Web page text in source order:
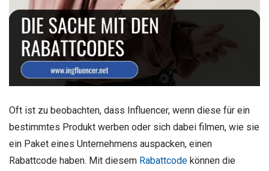
Oft ist zu beobachten, dass Influencer, wenn diese für ein
bestimmtes Produkt werben oder sich dabei filmen, wie sie
ein Paket eines Unternehmens auspacken, einen
Rabattcode haben. Mit diesem Rabattcode können die